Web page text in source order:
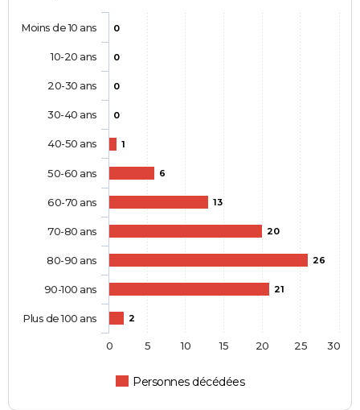
0
0
0
0
1
6
13
20
26
21
2
Personnes décédées
Moins de 10 ans
10-20 ans
20-30 ans
30-40 ans
40-50 ans
50-60 ans
60-70 ans
70-80 ans
80-90 ans
90-100 ans
Plus de 100 ans
0 5 10 15 20 25 30